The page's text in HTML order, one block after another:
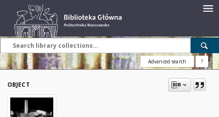
Advanced search ?
OBJECT